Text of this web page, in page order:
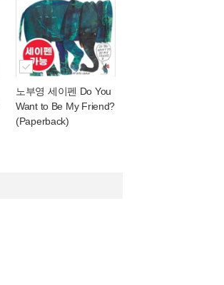
노부영 세이펜 Do You
Want to Be My Friend?
(Paperback)